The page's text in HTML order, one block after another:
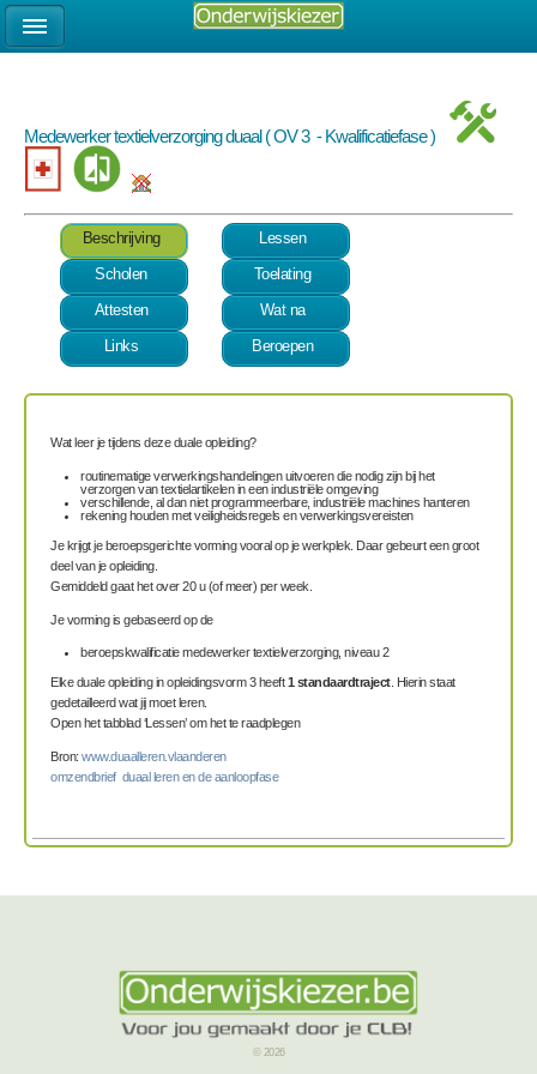
Medewerker textielverzorging duaal ( OV 3 - Kwalificatiefase )
Beschrijving
Lessen
Scholen
Toelating
Attesten
Wat na
Links
Beroepen
Wat leer je tijdens deze duale opleiding?
routinematige verwerkingshandelingen uitvoeren die nodig zijn bij het
verzorgen van textielartikelen in een industriële omgeving
verschillende, al dan niet programmeerbare, industriële machines hanteren
rekening houden met veiligheidsregels en verwerkingsvereisten
Je krijgt je beroepsgerichte vorming vooral op je werkplek. Daar gebeurt een groot
deel van je opleiding.
Gemiddeld gaat het over 20 u (of meer) per week.
Je vorming is gebaseerd op de
beroepskwalificatie medewerker textielverzorging, niveau 2
Elke duale opleiding in opleidingsvorm 3 heeft1 standaardtraject. Hierin staat
gedetailleerd wat jij moet leren.
Open het tabblad ‘Lessen’ om het te raadplegen
Bron: www.duaalleren.vlaanderen
omzendbrief duaal leren en de aanloopfase
© 2026